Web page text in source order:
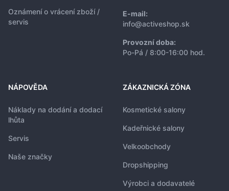
Oznámení o vrácení zboží /
servis
E-mail:
info@activeshop.sk
Provozní doba:
Po-Pá / 8:00-16:00 hod.
NÁPOVĚDA
Náklady na dodání a dodací
lhůta
Servis
Naše značky
ZÁKAZNICKÁ ZÓNA
Kosmetické salony
Kadeřnické salony
Velkoobchody
Dropshipping
Výrobci a dodavatelé